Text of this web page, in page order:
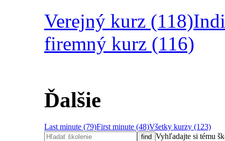
Verejný kurz (118)
firemný kurz (116)
Ďalšie
Last minute (79)First minute (48)Všetky kurzy (123)
Vyhľadajte si tému